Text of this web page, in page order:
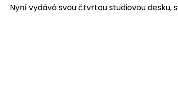
Nyní vydává svou čtvrtou studiovou desku,